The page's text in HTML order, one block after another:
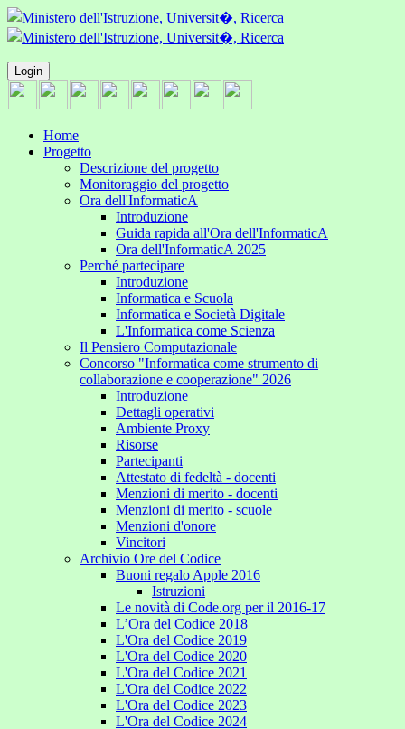
Login
Home
Progetto
Descrizione del progetto
Monitoraggio del progetto
Ora dell'InformaticA
Introduzione
Guida rapida all'Ora dell'InformaticA
Ora dell'InformaticA 2025
Perché partecipare
Introduzione
Informatica e Scuola
Informatica e Società Digitale
L'Informatica come Scienza
Il Pensiero Computazionale
Concorso "Informatica come strumento di
collaborazione e cooperazione" 2026
Introduzione
Dettagli operativi
Ambiente Proxy
Risorse
Partecipanti
Attestato di fedeltà - docenti
Menzioni di merito - docenti
Menzioni di merito - scuole
Menzioni d'onore
Vincitori
Archivio Ore del Codice
Buoni regalo Apple 2016
Istruzioni
Le novità di Code.org per il 2016-17
L’Ora del Codice 2018
L'Ora del Codice 2019
L'Ora del Codice 2020
L'Ora del Codice 2021
L'Ora del Codice 2022
L'Ora del Codice 2023
L'Ora del Codice 2024